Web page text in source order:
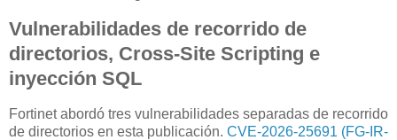
Vulnerabilidades de recorrido de
directorios, Cross-Site Scripting e
inyección SQL
Fortinet abordó tres vulnerabilidades separadas de recorrido
de directorios en esta publicación. CVE-2026-25691 (FG-IR-